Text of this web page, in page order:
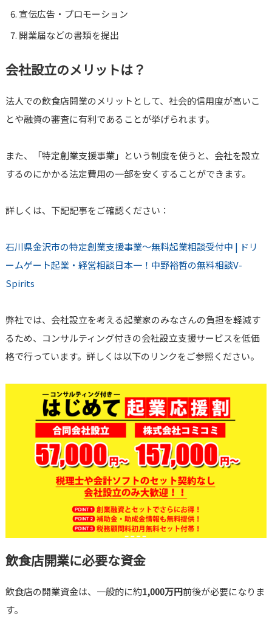
宣伝広告・プロモーション
開業届などの書類を提出
会社設立のメリットは？
法人での飲食店開業のメリットとして、社会的信用度が高いこ
とや融資の審査に有利であることが挙げられます。
また、「特定創業支援事業」という制度を使うと、会社を設立
するのにかかる法定費用の一部を安くすることができます。
詳しくは、下記記事をご確認ください：
石川県金沢市の特定創業支援事業～無料起業相談受付中 | ドリ
ームゲート起業・経営相談日本一！中野裕哲の無料相談V-
Spirits
弊社では、会社設立を考える起業家のみなさんの負担を軽減す
るため、コンサルティング付きの会社設立支援サービスを低価
格で行っています。詳しくは以下のリンクをご参照ください。
飲食店開業に必要な資金
飲食店の開業資金は、一般的に約1,000万円前後が必要になりま
す。